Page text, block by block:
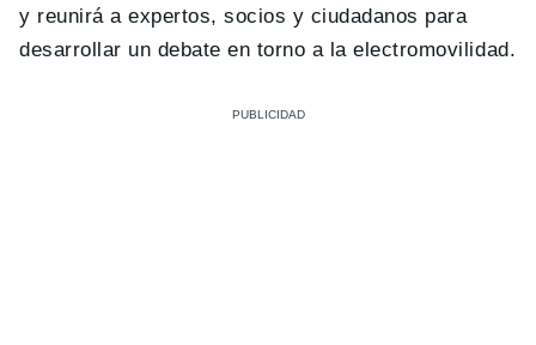
y reunirá a expertos, socios y ciudadanos para
desarrollar un debate en torno a la electromovilidad.